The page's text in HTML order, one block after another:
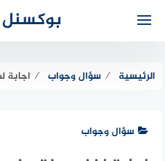
بوكسنل
الرئيسية ⁄ سؤال وجواب ⁄ اجابة لغز مدينة
سؤال وجواب